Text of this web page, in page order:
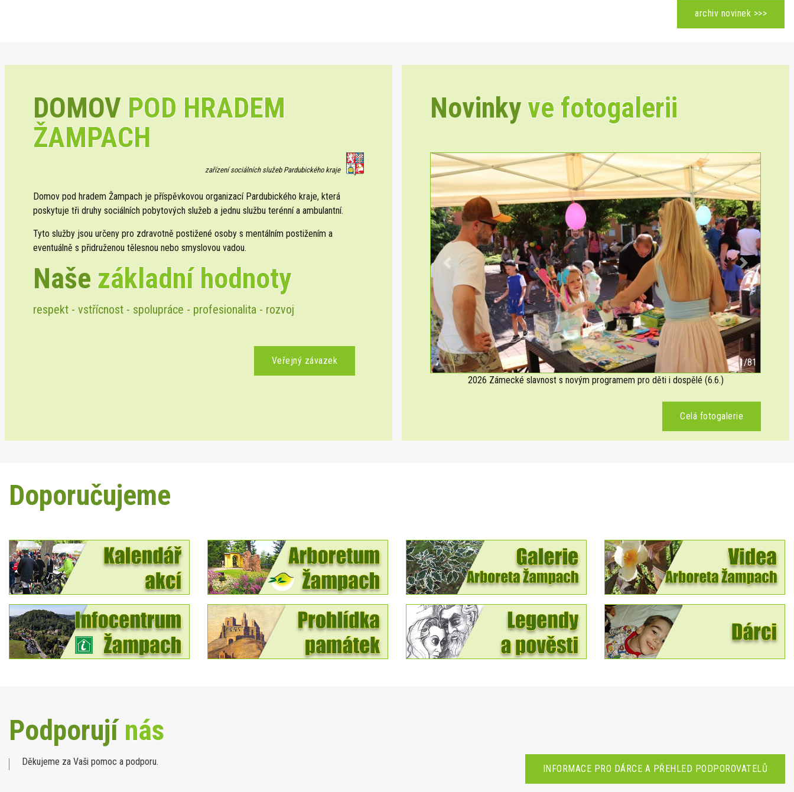
archiv novinek >>>
DOMOV POD HRADEM
ŽAMPACH
zařízení sociálních služeb Pardubického kraje
Domov pod hradem Žampach je příspěvkovou organizací Pardubického kraje, která
poskytuje tři druhy sociálních pobytových služeb a jednu službu terénní a ambulantní.
Tyto služby jsou určeny pro zdravotně postižené osoby s mentálním postižením a
eventuálně s přidruženou tělesnou nebo smyslovou vadou.
Naše základní hodnoty
respekt - vstřícnost - spolupráce - profesionalita - rozvoj
Veřejný závazek
Novinkyve fotogalerii
2/81
Previous Next
2026 Zámecké slavnost s novým programem pro děti i dospělé (6.6.)
Celá fotogalerie
Doporučujeme
Podporujínás
Děkujeme za Vaši pomoc a podporu.
INFORMACE PRO DÁRCE A PŘEHLED PODPOROVATELŮ